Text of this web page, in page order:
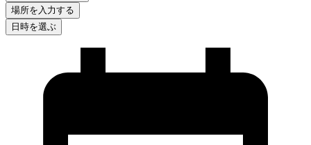
場所を入力する
日時を選ぶ